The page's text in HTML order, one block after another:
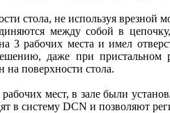
стола, не используя
между собой в
3 рабочих места и имел
даже при пристальном
на поверхности стола.
мест, в зале были
в систему DCN и позволяют